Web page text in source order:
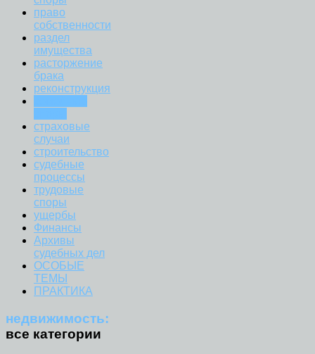
право
собственности
раздел
имущества
расторжение
брака
реконструкция
страховые
случаи
строительство
судебные
процессы
трудовые
споры
ущербы
Финансы
Архивы
судебных дел
ОСОБЫЕ
ТЕМЫ
ПРАКТИКА
недвижимость:
все категории